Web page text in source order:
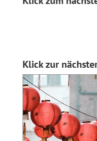
Klick zur